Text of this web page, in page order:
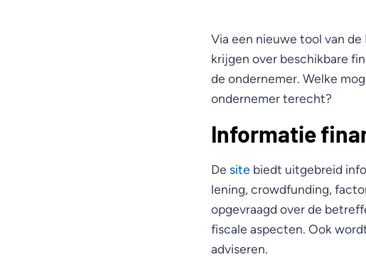
Via een nieuwe tool van
krijgen over beschikbare
de ondernemer. Welke
ondernemer terecht?
Informatie
De site biedt uitgebreid
lening, crowdfunding,
opgevraagd over de
fiscale aspecten. Ook
adviseren.